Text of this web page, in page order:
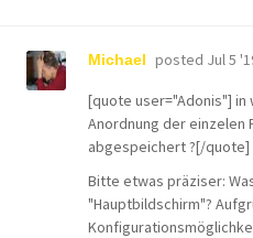
Michael posted Jul 5
[quote user="Adonis"] in
Anordnung der einzelen
abgespeichert ?[/quote]
Bitte etwas präziser:
"Hauptbildschirm"?